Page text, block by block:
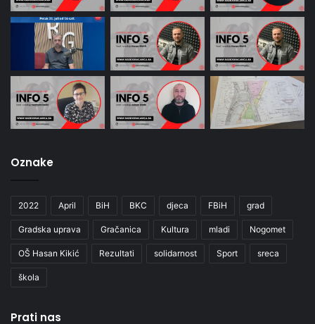
Oznake
2022 April BiH BKC djeca FBiH grad
Gradska uprava Gračanica Kultura mladi Nogomet
OŠ Hasan Kikić Rezultati solidarnost Sport sreca
škola
Prati nas